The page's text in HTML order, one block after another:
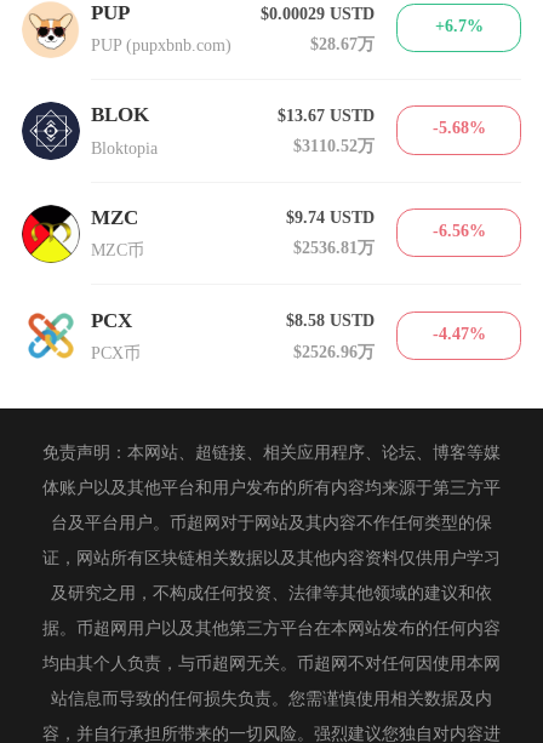
PUP
PUP (pupxbnb.com)
$0.00029USTD
$28.67万
+6.7%
BLOK
Bloktopia
$13.67USTD
$3110.52万
-5.68%
MZC
MZC币
$9.74USTD
$2536.81万
-6.56%
PCX
PCX币
$8.58USTD
$2526.96万
-4.47%
免责声明：本网站、超链接、相关应用程序、论坛、博客等媒
体账户以及其他平台和用户发布的所有内容均来源于第三方平
台及平台用户。币超网对于网站及其内容不作任何类型的保
证，网站所有区块链相关数据以及其他内容资料仅供用户学习
及研究之用，不构成任何投资、法律等其他领域的建议和依
据。币超网用户以及其他第三方平台在本网站发布的任何内容
均由其个人负责，与币超网无关。币超网不对任何因使用本网
站信息而导致的任何损失负责。您需谨慎使用相关数据及内
容，并自行承担所带来的一切风险。强烈建议您独自对内容进